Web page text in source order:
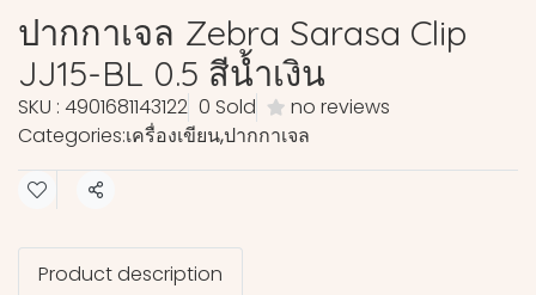
ปากกาเจล Zebra Sarasa Clip
JJ15-BL 0.5 สีน้ำเงิน
SKU : 4901681143122 0 Sold
no reviews
Categories:เครื่องเขียน,ปากกาเจล
Share
Product description